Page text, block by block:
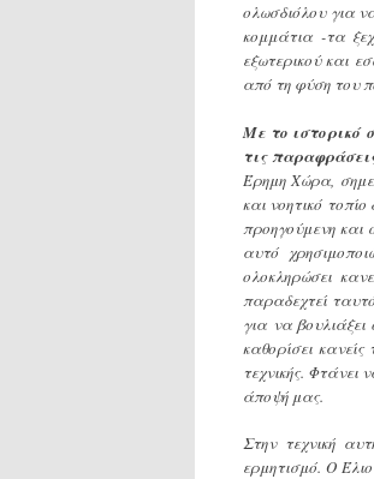
ολωσδιόλου για
κομμάτια -τα
εξωτερικού και
από τη φύση του
Με το ιστορικό
τις
Έρημη Χώρα,
και νοητικό
προηγούμενη και
αυτό
ολοκληρώσει
παραδεχτεί
για να
καθορίσει
τεχνικής. Φτάνει
άποψή μας.
Στην τεχνική
ερμητισμό. Ο